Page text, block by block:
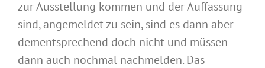
zur Ausstellung kommen und der Auffassung
sind, angemeldet zu sein, sind es dann aber
dementsprechend doch nicht und müssen
dann auch nochmal nachmelden. Das